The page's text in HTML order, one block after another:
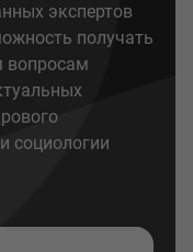
экспертов
получать
вопросам
социологии